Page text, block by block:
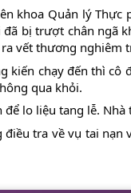
khoa Quản lý
bị trượt chân ngã
vết thương nghiêm
kiến chạy đến thì cô
qua khỏi.
để lo liệu tang lễ.
điều tra về vụ tai
cầu của Trung Quốc